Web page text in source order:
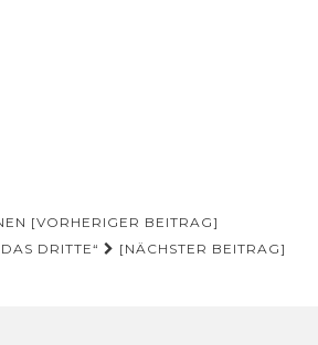
[VORHERIGER BEITRAG]
DRITTE“
[NÄCHSTER BEITRAG]